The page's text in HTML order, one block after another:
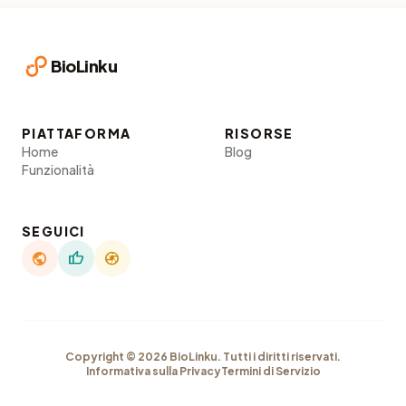
BioLinku
PIATTAFORMA
Home
Funzionalità
RISORSE
Blog
SEGUICI
public thumb_up camera
Copyright © 2026 BioLinku. Tutti i diritti riservati.
Informativa sulla PrivacyTermini di Servizio